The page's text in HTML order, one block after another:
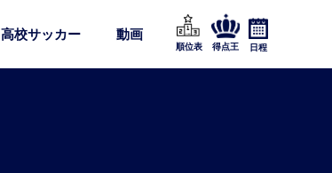
高校サッカー 動画
順位表 得点王 日程